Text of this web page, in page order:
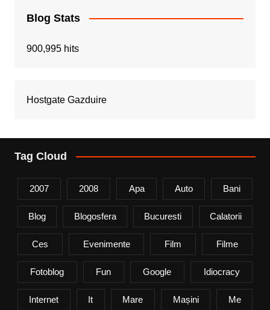
Blog Stats
900,995 hits
Hostgate Gazduire
Tag Cloud
2007 2008 Apa Auto Bani
Blog Blogosfera Bucuresti Calatorii
Ces Evenimente Film Filme
Fotoblog Fun Google Idiocracy
Internet It Mare Mașini Me